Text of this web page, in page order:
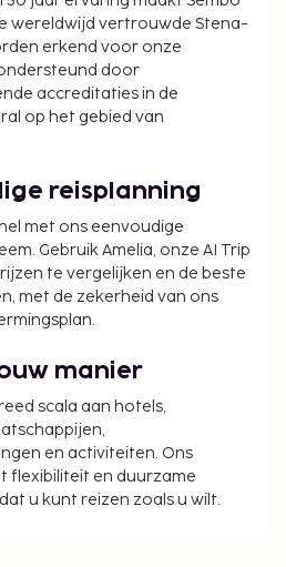
wordt professioneel
en contactloos
wereldwijd vertrouwde Stena-
erkend voor onze
door
accreditaties in de
op het gebied van
reisplanning
met ons eenvoudige
Gebruik Amelia, onze AI Trip
te vergelijken en de beste
met de zekerheid van ons
manier
scala aan hotels,
en activiteiten. Ons
flexibiliteit en duurzame
u kunt reizen zoals u wilt.